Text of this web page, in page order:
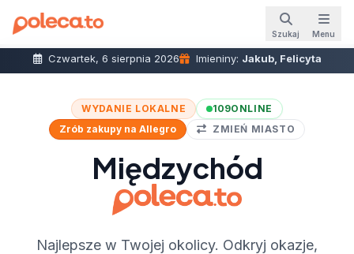
Szukaj Menu
Czwartek, 6 sierpnia 2026 Imieniny: Jakub, Felicyta
WYDANIE LOKALNE 109ONLINE
Zrób zakupy na Allegro
ZMIEŃ MIASTO
Międzychód
Najlepsze w Twojej okolicy. Odkryj okazje,